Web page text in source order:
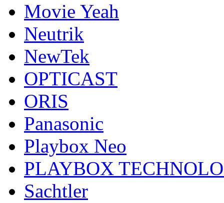
Movie Yeah
Neutrik
NewTek
OPTICAST
ORIS
Panasonic
Playbox Neo
PLAYBOX
Sachtler